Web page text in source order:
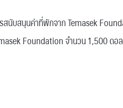
สนับสนุนค่าที่พักจาก Temasek
Foundation จำนวน 1,500 ดอ